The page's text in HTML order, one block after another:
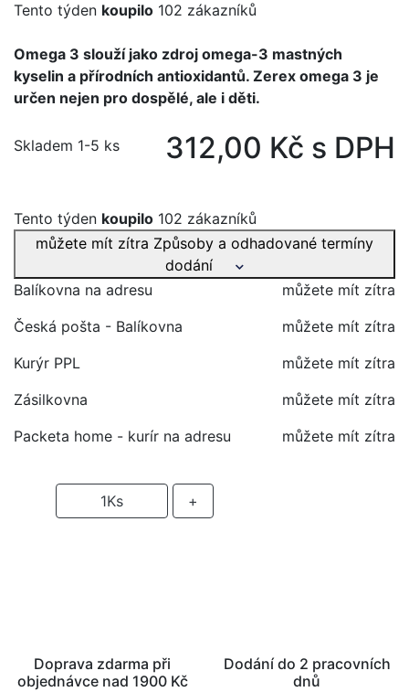
Tento týden koupilo 102 zákazníků
Omega 3 slouží jako zdroj omega-3 mastných
kyselin a přírodních antioxidantů. Zerex omega 3 je
určen nejen pro dospělé, ale i děti.
Skladem 1-5 ks 312,00 Kč s DPH
Tento týden koupilo 102 zákazníků
můžete mít zítra Způsoby a odhadované termíny
dodání
Balíkovna na adresu
můžete mít zítra
Česká pošta - Balíkovna
můžete mít zítra
Kurýr PPL
můžete mít zítra
Zásilkovna
můžete mít zítra
Packeta home - kurír na adresu
můžete mít zítra
1Ks +
Doprava zdarma při
objednávce nad 1900 Kč
Dodání do 2 pracovních
dnů